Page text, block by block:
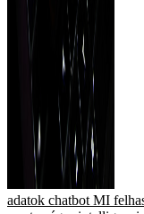
adatok chatbot MI